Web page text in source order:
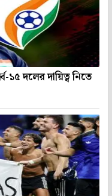
১৫ দলের দায়িত্ব নিতে